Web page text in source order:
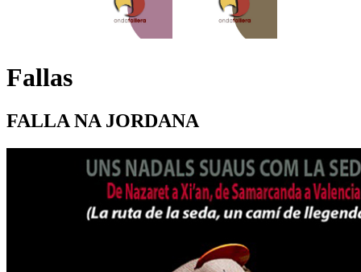
Fallas
FALLA NA JORDANA